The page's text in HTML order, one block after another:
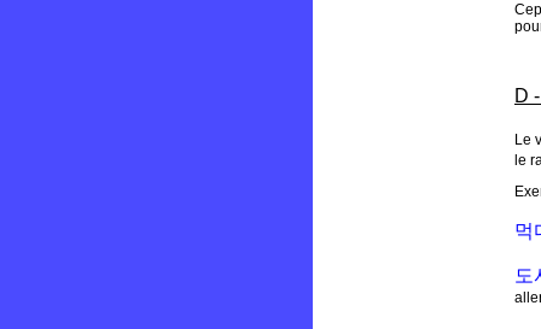
D
Le
le
먹
도